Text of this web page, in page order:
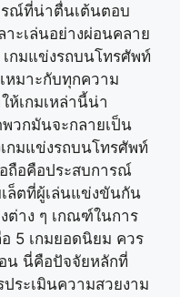
รณ์ที่น่าตื่นเต้นตอบ
ะเล่นอย่างผ่อนคลาย
กมแข่งรถบนโทรศัพท์
หมาะกับทุกความ
ห้เกมเหล่านี้น่า
วกมันจะกลายเป็น
กมแข่งรถบนโทรศัพท์
ถือคือประสบการณ์
ล็ตที่ผู้เล่นแข่งขันกัน
ต่าง ๆ เกณฑ์ในการ
5 เกมยอดนิยม ควร
น นี่คือปัจจัยหลักที่
ระเมินความสวยงาม